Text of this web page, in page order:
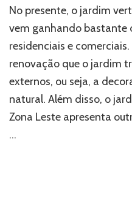
a
manutenção
de
jardim
artificial?
No presente, o jardim
vem ganhando bastante
residenciais e
renovação que o jardim
externos, ou seja, a
natural. Além disso, o
Zona Leste apresenta
…